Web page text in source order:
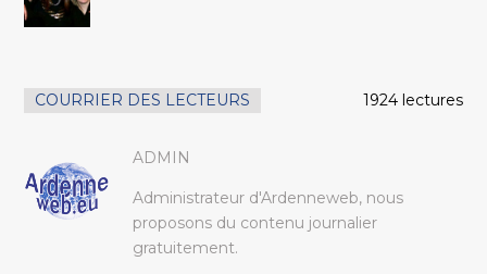
COURRIER DES LECTEURS 1924 lectures
ADMIN
Administrateur d'Ardenneweb, nous
proposons du contenu journalier
gratuitement.